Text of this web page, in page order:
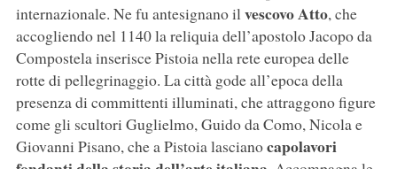
internazionale. Ne fu antesignano ilvescovo Atto, che
accogliendo nel 1140 la reliquia dell’apostolo Jacopo da
Compostela inserisce Pistoia nella rete europea delle
rotte di pellegrinaggio. La città gode all’epoca della
presenza di committenti illuminati, che attraggono figure
come gli scultori Guglielmo, Guido da Como, Nicola e
Giovanni Pisano, che a Pistoia lascianocapolavori